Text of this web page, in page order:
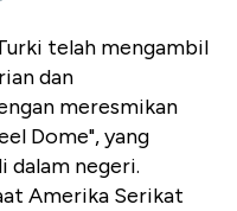
telah mengambil
dan
meresmikan
Dome", yang
dalam negeri.
Amerika Serikat